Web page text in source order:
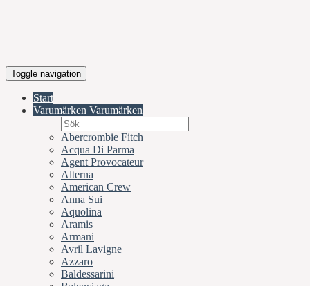
Toggle navigation
Start
Varumärken Varumärken
Abercrombie Fitch
Acqua Di Parma
Agent Provocateur
Alterna
American Crew
Anna Sui
Aquolina
Aramis
Armani
Avril Lavigne
Azzaro
Baldessarini